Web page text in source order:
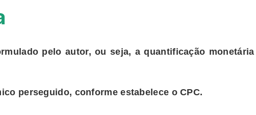
pelo autor, ou seja, a quantificação
perseguido, conforme estabelece o CPC.